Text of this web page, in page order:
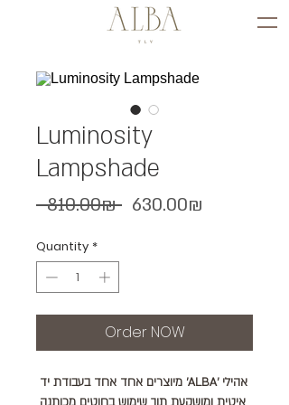
Luminosity
Lampshade
‏810.00 ‏₪ Regular‏630.00 ‏₪
Quantity *
Order NOW
אהילי 'ALBA' מיוצרים אחד אחד בעבודת יד